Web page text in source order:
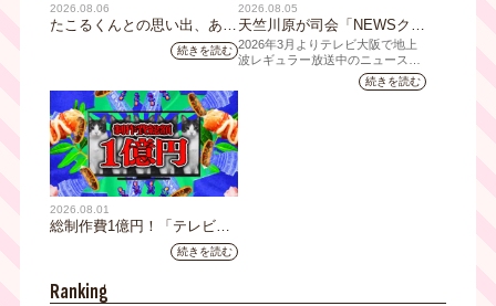
2026.08.06
たこるくんとの思い出、あり
ますか？会員のみなさんに聞
続きを読む
2026.08.05
天竺川原が司会「NEWSクラ
イシス」チャンネル登録者数
10万人突破！テレビ大阪の番
組史上最速記録を更新
2026年3月よりテレビ大阪で地上
波レギュラー放送中のニュース番
組「NEWSクライシス」が、この
たび2026年7月12日(日)に、
続きを読む
2026.08.01
総制作費1億円！「テレビ大
阪ネクストIPプロジェクト」
第1弾採用企画が決定 第2弾
続きを読む
Ranking